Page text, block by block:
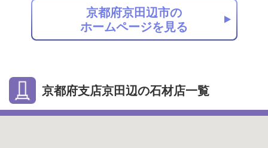
京都府京田辺市の
ホームページを見る
京都府支店京田辺の石材店一覧